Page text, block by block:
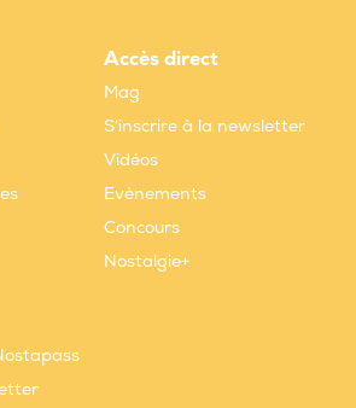
Accès direct
Mag
S'inscrire à la newsletter
Vidéos
Evènements
Concours
Nostalgie+